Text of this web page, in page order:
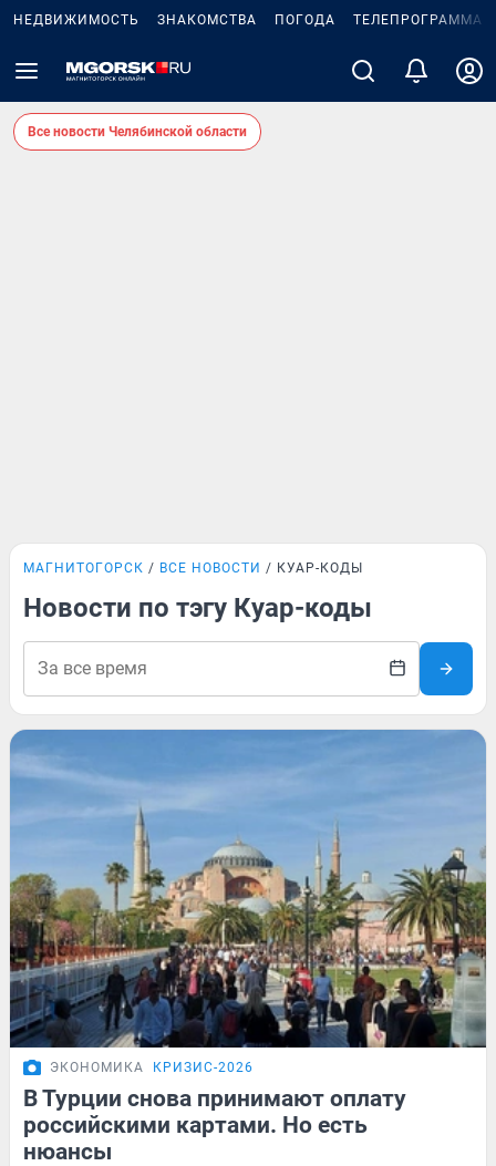
НЕДВИЖИМОСТЬ ЗНАКОМСТВА ПОГОДА ТЕЛЕПРОГРАММА
Все новости Челябинской области
МАГНИТОГОРСК ВСЕ НОВОСТИ КУАР-КОДЫ
Новости по тэгу Куар-коды
ЭКОНОМИКА КРИЗИС-2026
В Турции снова принимают оплату
российскими картами. Но есть
нюансы